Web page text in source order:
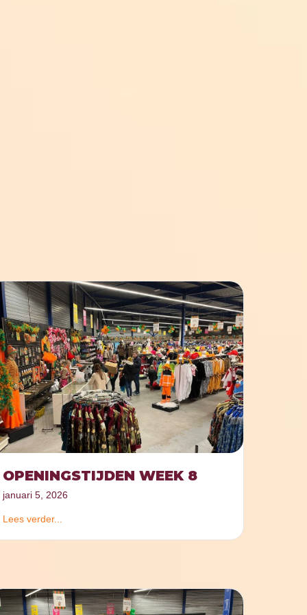
OPENINGSTIJDEN WEEK 8
januari 5, 2026
Lees verder...